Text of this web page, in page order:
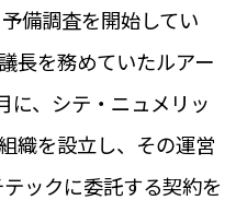
ータで読み解くフランス
サイトポリシー
備調査を開始してい
長を務めていたルアー
に、シテ・ニュメリッ
織を設立し、その運営
ックに委託する契約を